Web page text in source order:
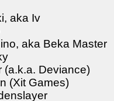
aka Iv
aka Beka Master
(a.k.a. Deviance)
(Xit Games)